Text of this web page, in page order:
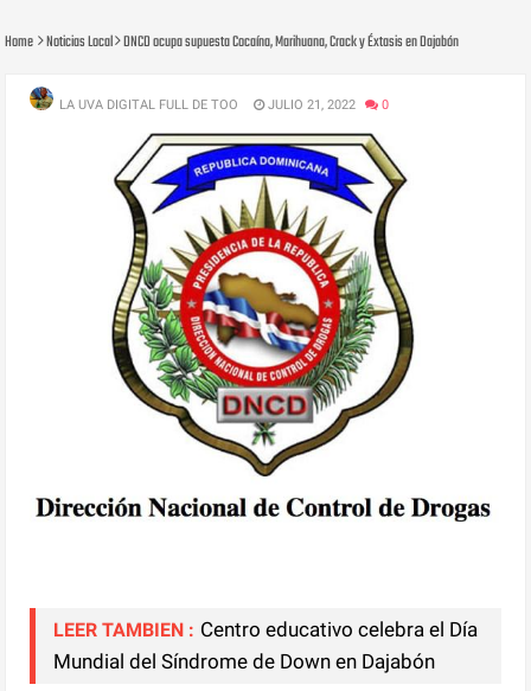
Home Noticias Local DNCD ocupa supuesta Cocaína, Marihuana, Crack y Éxtasis en Dajabón
LA UVA DIGITAL FULL DE TOO JULIO 21, 2022 0
LEER TAMBIEN : Centro educativo celebra el Día
Mundial del Síndrome de Down en Dajabón